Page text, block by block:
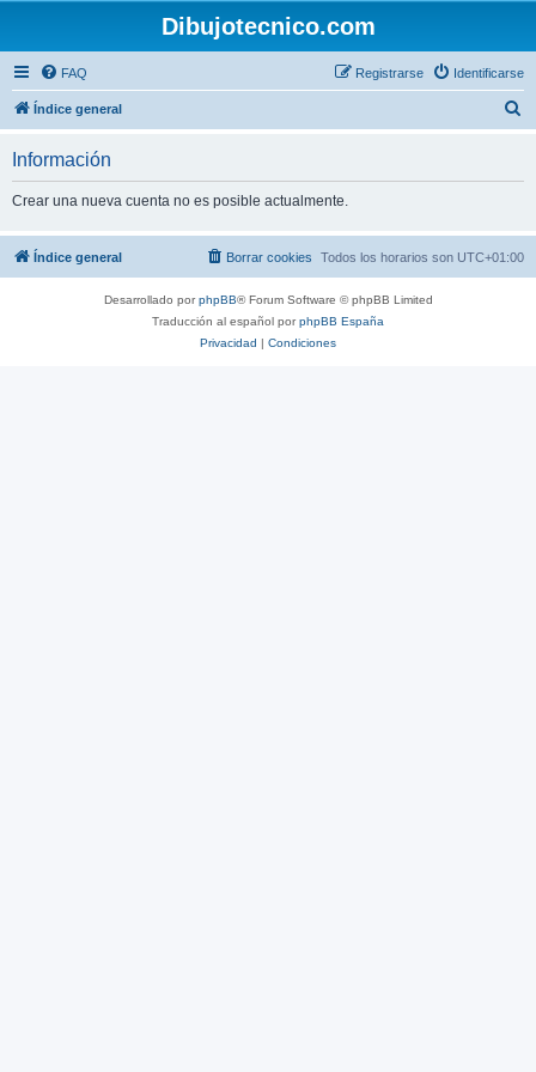
Dibujotecnico.com
FAQ Identificarse
Registrarse
Índice general
r
Información
Crear una nueva cuenta no es posible actualmente.
Índice general Todos los horarios son UTC+01:00
Borrar cookies
Desarrollado porphpBB® Forum Software © phpBB Limited
Traducción al español porphpBB España
Privacidad | Condiciones